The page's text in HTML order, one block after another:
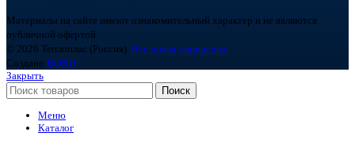
Материалы на сайте имеют ознакомительный характер и не являются
публичной офертой.
© 2026 Теплоплас (Россия). Все права защищены.
Создано BOND
Закрыть
Поиск
Меню
Каталог